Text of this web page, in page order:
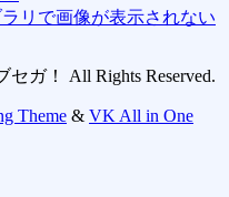
リで画像が表示されない
ガ！ All Rights Reserved.
Theme & VK All in One